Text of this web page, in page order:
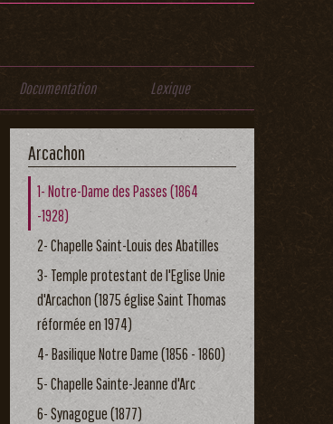
Documentation Lexique
Arcachon
1- Notre-Dame des Passes (1864
-1928)
2- Chapelle Saint-Louis des Abatilles
3- Temple protestant de l'Eglise Unie
d'Arcachon (1875 église Saint Thomas
réformée en 1974)
4- Basilique Notre Dame (1856 - 1860)
5- Chapelle Sainte-Jeanne d'Arc
6- Synagogue (1877)